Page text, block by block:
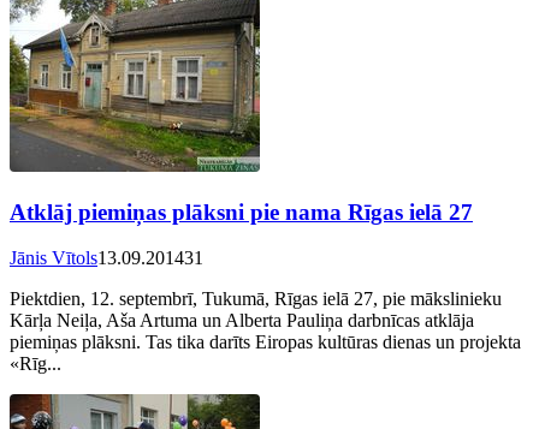
Atklāj piemiņas plāksni pie nama Rīgas ielā 27
Jānis Vītols13.09.201431
Piektdien, 12. septembrī, Tukumā, Rīgas ielā 27, pie mākslinieku
Kārļa Neiļa, Aša Artuma un Alberta Pauliņa darbnīcas atklāja
piemiņas plāksni. Tas tika darīts Eiropas kultūras dienas un projekta
«Rīg...